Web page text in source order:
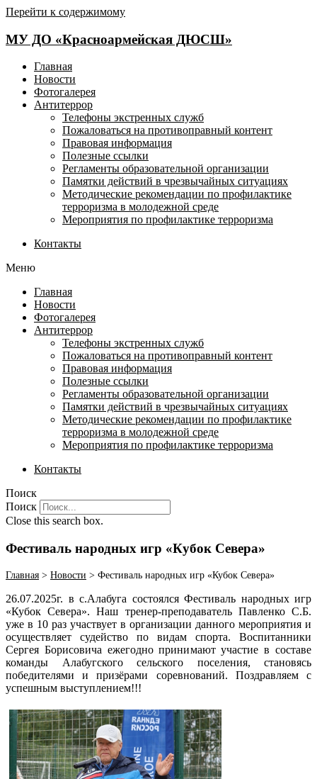
Перейти к содержимому
МУ ДО «Красноармейская ДЮСШ»
Главная
Новости
Фотогалерея
Антитеррор
Телефоны экстренных служб
Пожаловаться на противоправный контент
Правовая информация
Полезные ссылки
Регламенты образовательной организации
Памятки действий в чрезвычайных ситуациях
Методические рекомендации по профилактике
терроризма в молодежной среде
Мероприятия по профилактике терроризма
Контакты
Меню
Главная
Новости
Фотогалерея
Антитеррор
Телефоны экстренных служб
Пожаловаться на противоправный контент
Правовая информация
Полезные ссылки
Регламенты образовательной организации
Памятки действий в чрезвычайных ситуациях
Методические рекомендации по профилактике
терроризма в молодежной среде
Мероприятия по профилактике терроризма
Контакты
Поиск
Поиск
Close this search box.
Фестиваль народных игр «Кубок Севера»
Главная > Новости > Фестиваль народных игр «Кубок Севера»
26.07.2025г. в с.Алабуга состоялся Фестиваль народных игр
«Кубок Севера». Наш тренер-преподаватель Павленко С.Б.
уже в 10 раз участвует в организации данного мероприятия и
осуществляет судейство по видам спорта. Воспитанники
Сергея Борисовича ежегодно принимают участие в составе
команды Алабугского сельского поселения, становясь
победителями и призёрами соревнований. Поздравляем с
успешным выступлением!!!